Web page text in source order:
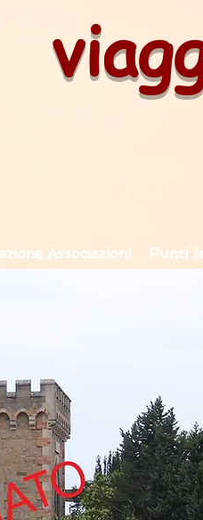
Associazioni Punti